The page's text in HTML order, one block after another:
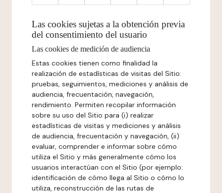
Las cookies sujetas a la obtención previa
del consentimiento del usuario
Las cookies de medición de audiencia
Estas cookies tienen como finalidad la
realización de estadísticas de visitas del Sitio:
pruebas, seguimientos, mediciones y análisis de
audiencia, frecuentación, navegación,
rendimiento. Permiten recopilar información
sobre su uso del Sitio para (i) realizar
estadísticas de visitas y mediciones y análisis
de audiencia, frecuentación y navegación, (ii)
evaluar, comprender e informar sobre cómo
utiliza el Sitio y más generalmente cómo los
usuarios interactúan con el Sitio (por ejemplo:
identificación de cómo llega al Sitio o cómo lo
utiliza, reconstrucción de las rutas de